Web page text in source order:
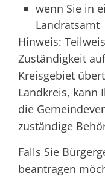
wenn Sie in
Landratsamt
Hinweis:
Zuständigkeit
Kreisgebiet
Landkreis, kann
die
zuständige
Falls Sie
beantragen